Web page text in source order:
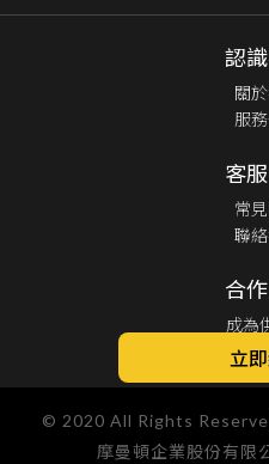
立
認
關
服
客
常
聯
合
成為
供應
© 2020 All Rights
摩曼頓企業股份有限